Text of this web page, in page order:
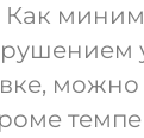
Как